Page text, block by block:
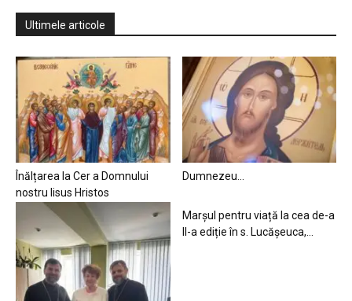
Ultimele articole
Înălțarea la Cer a Domnului
nostru Iisus Hristos
Dumnezeu…
Marșul pentru viață la cea de-a
II-a ediție în s. Lucășeuca,...